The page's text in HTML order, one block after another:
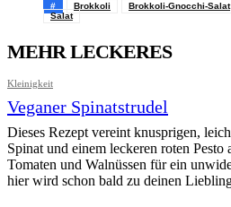
# Brokkoli Brokkoli-Gnocchi-Salat
Salat
MEHR LECKERES
Kleinigkeit
Veganer Spinatstrudel
Dieses Rezept vereint knusprigen,
Spinat und einem leckeren roten Pesto
Tomaten und Walnüssen für ein
hier wird schon bald zu deinen